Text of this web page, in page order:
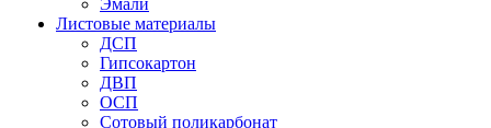
Эмали
Листовые материалы
ДСП
Гипсокартон
ДВП
ОСП
Сотовый поликарбонат